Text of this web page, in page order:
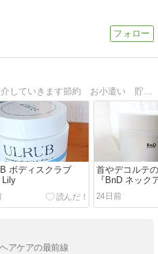
日々の節約術やお得情報を紹介していきます節約 お小遣い 貯蓄 時短テク 子育て 生活に役立つ情報を公開中！
ボディスクラブ
Lily
首やデコルテ
『BnD ネック
ーム』
24日前
アケアの最前線